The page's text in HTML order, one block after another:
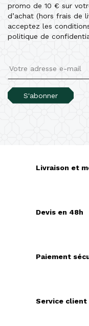
promo de 10 € sur
d’achat (hors frais de
acceptez les
politique de
S'abonner
Livraison et
Devis en 48h
Paiement
Service
Créer une liste
Nom de la liste